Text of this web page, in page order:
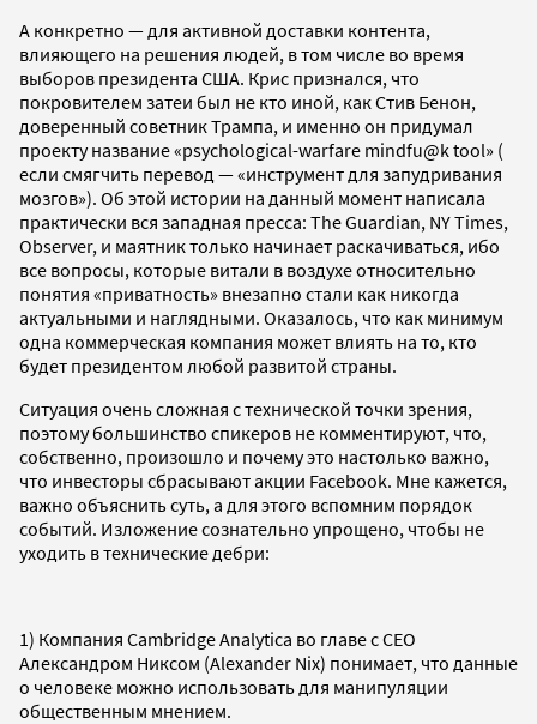
А конкретно — для активной доставки контента,
влияющего на решения людей, в том числе во время
выборов президента США. Крис признался, что
покровителем затеи был не кто иной, как Стив Бенон,
доверенный советник Трампа, и именно он придумал
проекту название «psychological-warfare mindfu@k tool» (
если смягчить перевод — «инструмент для запудривания
мозгов»). Об этой истории на данный момент написала
практически вся западная пресса: The Guardian, NY Times,
Observer, и маятник только начинает раскачиваться, ибо
все вопросы, которые витали в воздухе относительно
понятия «приватность» внезапно стали как никогда
актуальными и наглядными. Оказалось, что как минимум
одна коммерческая компания может влиять на то, кто
будет президентом любой развитой страны.
Ситуация очень сложная с технической точки зрения,
поэтому большинство спикеров не комментируют, что,
собственно, произошло и почему это настолько важно,
что инвесторы сбрасывают акции Facebook. Мне кажется,
важно объяснить суть, а для этого вспомним порядок
событий. Изложение сознательно упрощено, чтобы не
уходить в технические дебри:
1) Компания Cambridge Analytica во главе с СЕО
Александром Никсом (Alexander Nix) понимает, что данные
о человеке можно использовать для манипуляции
общественным мнением.